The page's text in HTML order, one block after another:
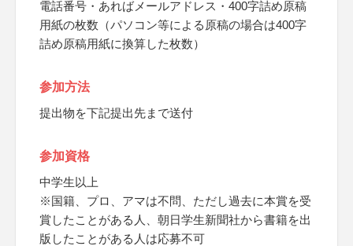
電話番号・あればメールアドレス・400字詰め原稿
用紙の枚数（パソコン等による原稿の場合は400字
詰め原稿用紙に換算した枚数）
参加方法
提出物を下記提出先まで送付
参加資格
中学生以上
※国籍、プロ、アマは不問、ただし過去に本賞を受
賞したことがある人、朝日学生新聞社から書籍を出
版したことがある人は応募不可